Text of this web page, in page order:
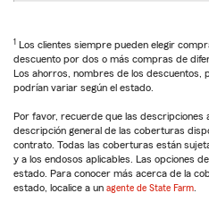
1 Los clientes siempre pueden elegir
descuento por dos o más compras de
Los ahorros, nombres de los descuentos,
podrían variar según el estado.
Por favor, recuerde que las descripciones
descripción general de las coberturas
contrato. Todas las coberturas están
y a los endosos aplicables. Las opciones
estado. Para conocer más acerca de la
estado, localice a un agente de State Farm